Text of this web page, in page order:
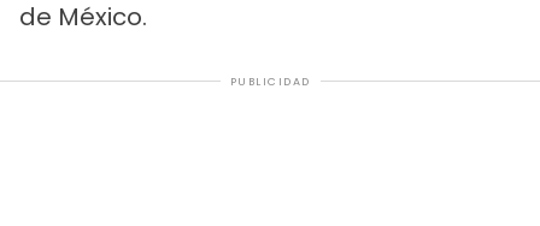
de México.
PUBLICIDAD